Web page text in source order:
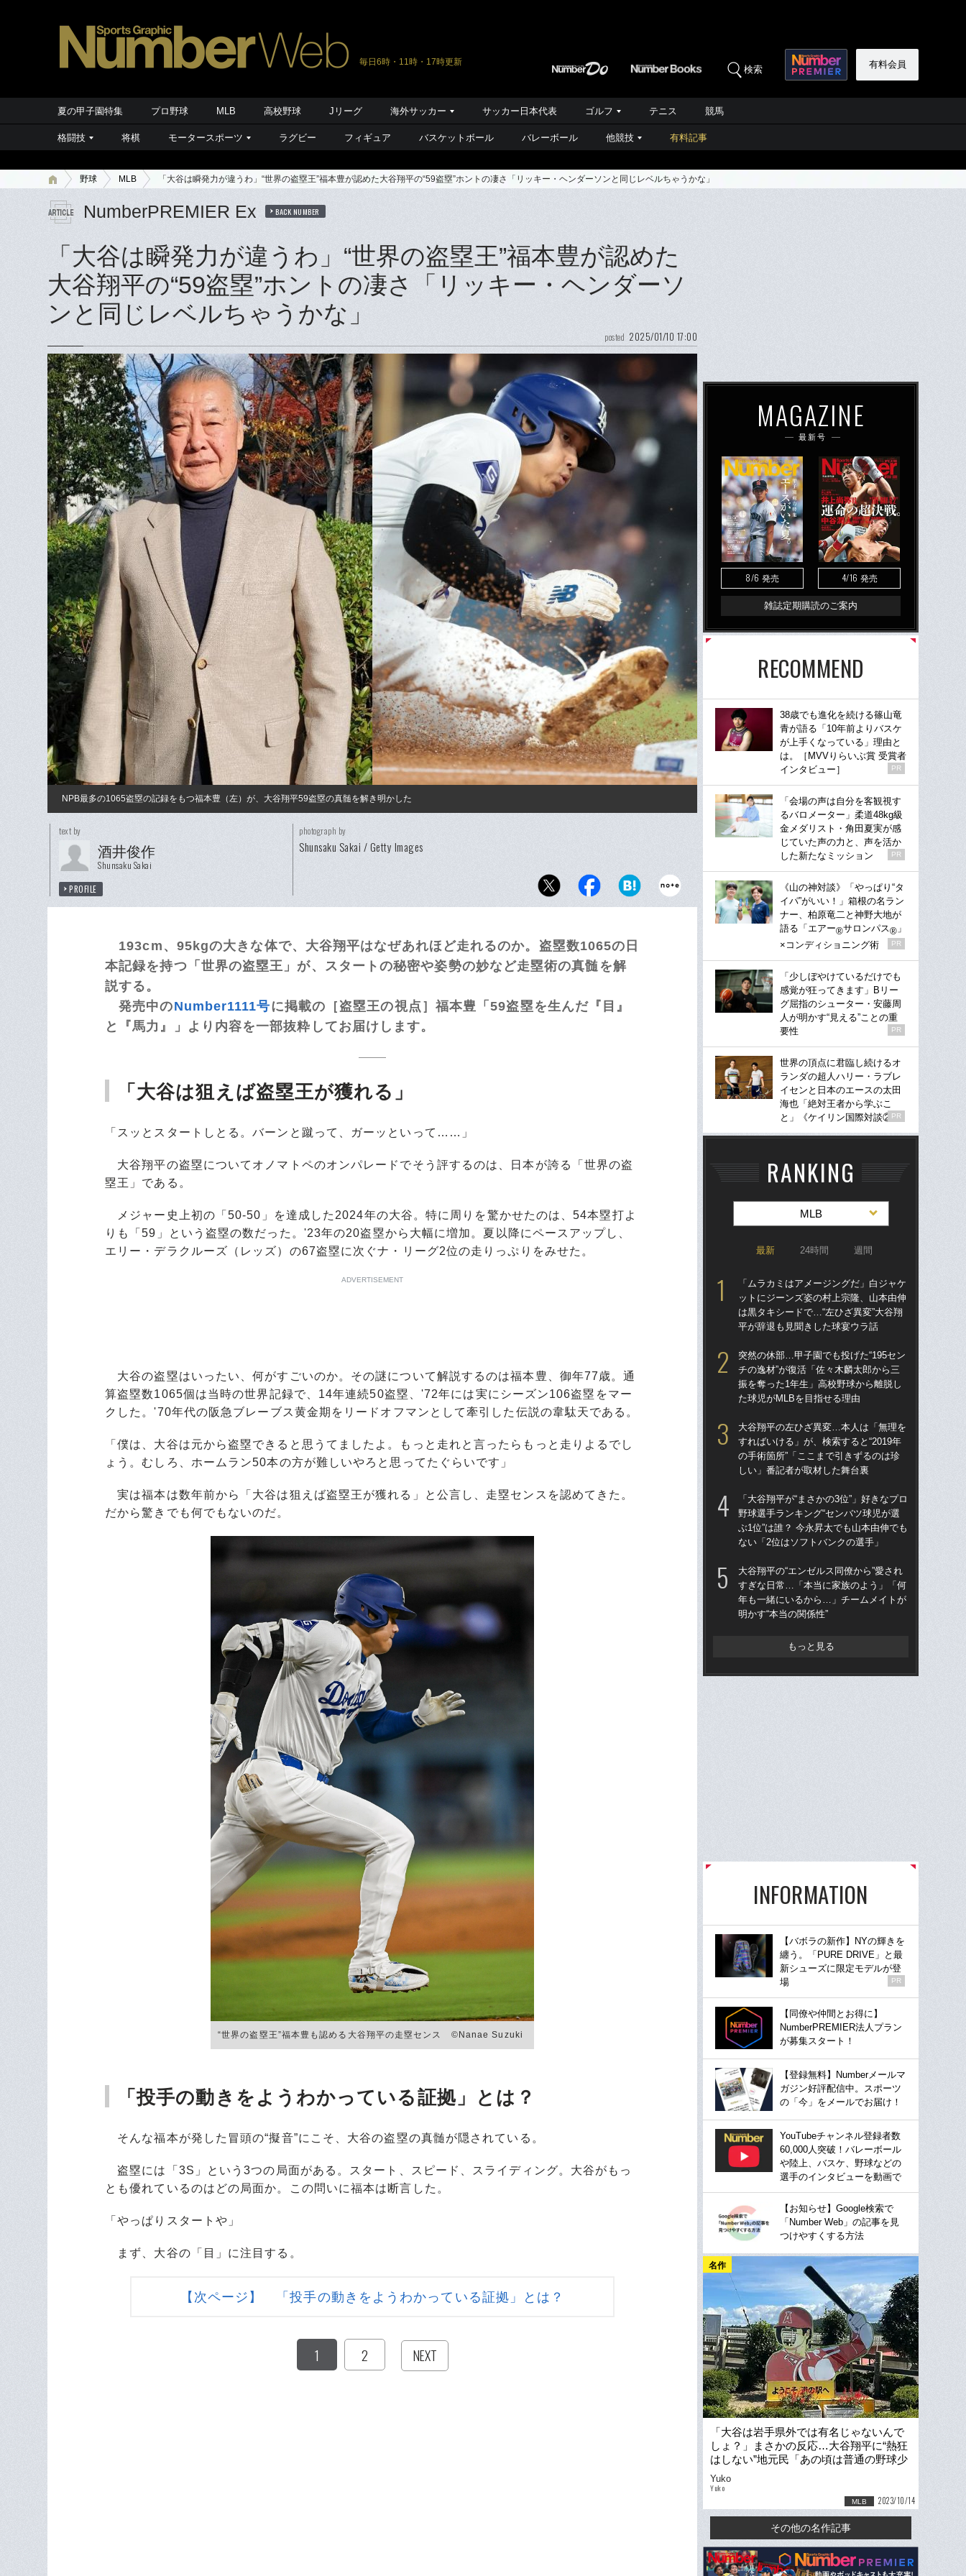
毎日6時・11時・17時更新
検索 有料会員
夏の甲子園特集 プロ野球 MLB 高校野球 Jリーグ 海外サッカー サッカー日本代表 ゴルフ テニス 競馬
格闘技 将棋 モータースポーツ ラグビー フィギュア バスケットボール バレーボール 他競技 有料記事
野球 MLB 「大谷は瞬発力が違うわ」“世界の盗塁王”福本豊が認めた大谷翔平の“59盗塁”ホントの凄さ「リッキー・ヘンダーソンと同じレベルちゃうかな」
NumberPREMIER Ex BACK NUMBER
「大谷は瞬発力が違うわ」“世界の盗塁王”福本豊が認めた
大谷翔平の“59盗塁”ホントの凄さ「リッキー・ヘンダーソ
ンと同じレベルちゃうかな」
posted 2025/01/10 17:00
NPB最多の1065盗塁の記録をもつ福本豊（左）が、大谷翔平59盗塁の真髄を解き明かした
text by
酒井俊作
Shunsaku Sakai
PROFILE
photograph by
Shunsaku Sakai / Getty Images
193cm、95kgの大きな体で、大谷翔平はなぜあれほど走れるのか。盗塁数1065の日
本記録を持つ「世界の盗塁王」が、スタートの秘密や姿勢の妙など走塁術の真髄を解
説する。
発売中のNumber1111号に掲載の［盗塁王の視点］福本豊「59盗塁を生んだ『目』
と『馬力』」より内容を一部抜粋してお届けします。
「大谷は狙えば盗塁王が獲れる」
「スッとスタートしとる。バーンと蹴って、ガーッといって……」
大谷翔平の盗塁についてオノマトペのオンパレードでそう評するのは、日本が誇る「世界の盗
塁王」である。
メジャー史上初の「50-50」を達成した2024年の大谷。特に周りを驚かせたのは、54本塁打よ
りも「59」という盗塁の数だった。'23年の20盗塁から大幅に増加。夏以降にペースアップし、
エリー・デラクルーズ（レッズ）の67盗塁に次ぐナ・リーグ2位の走りっぷりをみせた。
ADVERTISEMENT
大谷の盗塁はいったい、何がすごいのか。その謎について解説するのは福本豊、御年77歳。通
算盗塁数1065個は当時の世界記録で、14年連続50盗塁、'72年には実にシーズン106盗塁をマー
クした。'70年代の阪急ブレーブス黄金期をリードオフマンとして牽引した伝説の韋駄天である。
「僕は、大谷は元から盗塁できると思うてましたよ。もっと走れと言ったらもっと走りよるでし
ょう。むしろ、ホームラン50本の方が難しいやろと思ってたぐらいです」
実は福本は数年前から「大谷は狙えば盗塁王が獲れる」と公言し、走塁センスを認めてきた。
だから驚きでも何でもないのだ。
“世界の盗塁王”福本豊も認める大谷翔平の走塁センス ©Nanae Suzuki
「投手の動きをようわかっている証拠」とは？
そんな福本が発した冒頭の“擬音”にこそ、大谷の盗塁の真髄が隠されている。
盗塁には「3S」という3つの局面がある。スタート、スピード、スライディング。大谷がもっ
とも優れているのはどの局面か。この問いに福本は断言した。
「やっぱりスタートや」
まず、大谷の「目」に注目する。
【次ページ】 「投手の動きをようわかっている証拠」とは？
1 2 NEXT
MAGAZINE
最新号
8/6 発売 4/16 発売
雑誌定期購読のご案内
RECOMMEND
38歳でも進化を続ける篠山竜
青が語る「10年前よりバスケ
が上手くなっている」理由と
は。［MVVりらいぶ賞 受賞者
インタビュー］
PR
「会場の声は自分を客観視す
るバロメーター」柔道48kg級
金メダリスト・角田夏実が感
じていた声の力と、声を活か
した新たなミッション
PR
《山の神対談》「やっぱり“タ
イパ”がいい！」箱根の名ラン
ナー、柏原竜二と神野大地が
語る「エアー®サロンパス® 」
×コンディショニング術
PR
「少しぼやけているだけでも
感覚が狂ってきます」Bリー
グ屈指のシューター・安藤周
人が明かす“見える”ことの重
要性
PR
世界の頂点に君臨し続けるオ
ランダの超人ハリー・ラブレ
イセンと日本のエースの太田
海也「絶対王者から学ぶこ
と」《ケイリン国際対談②》
PR
RANKING
MLB
最新 24時間 週間
「ムラカミはアメージングだ」白ジャケ
ットにジーンズ姿の村上宗隆、山本由伸
は黒タキシードで…“左ひざ異変”大谷翔
平が辞退も見聞きした球宴ウラ話
突然の休部…甲子園でも投げた“195セン
チの逸材”が復活「佐々木麟太郎から三
振を奪った1年生」高校野球から離脱し
た球児がMLBを目指せる理由
大谷翔平の左ひざ異変…本人は「無理を
すればいける」が、検索すると“2019年
の手術箇所”「ここまで引きずるのは珍
しい」番記者が取材した舞台裏
「大谷翔平が“まさかの3位”」好きなプロ
野球選手ランキング“センバツ球児が選
ぶ1位”は誰？ 今永昇太でも山本由伸でも
ない「2位はソフトバンクの選手」
大谷翔平の“エンゼルス同僚から”愛され
すぎな日常…「本当に家族のよう」「何
年も一緒にいるから…」チームメイトが
明かす“本当の関係性”
もっと見る
INFORMATION
【バボラの新作】NYの輝きを
纏う。「PURE DRIVE」と最
新シューズに限定モデルが登
場
PR
【同僚や仲間とお得に】
NumberPREMIER法人プラン
が募集スタート！
【登録無料】Numberメールマ
ガジン好評配信中。スポーツ
の「今」をメールでお届け！
YouTubeチャンネル登録者数
60,000人突破！バレーボール
や陸上、バスケ、野球などの
選手のインタビューを動画で
【お知らせ】Google検索で
「Number Web」の記事を見
つけやすくする方法
名作
「大谷は岩手県外では有名じゃないんで
しょ？」まさかの反応…大谷翔平に“熱狂
はしない”地元民「あの頃は普通の野球少
年に見えてたけどなあ」
Yuko
Yuko
MLB 2023/10/14
その他の名作記事